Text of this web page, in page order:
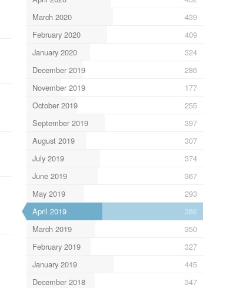
March 2020
439
February 2020
409
January 2020
324
December 2019
286
November 2019
177
October 2019
255
September 2019
397
August 2019
307
July 2019
374
June 2019
367
May 2019
293
April 2019
386
March 2019
350
February 2019
327
January 2019
445
December 2018
347